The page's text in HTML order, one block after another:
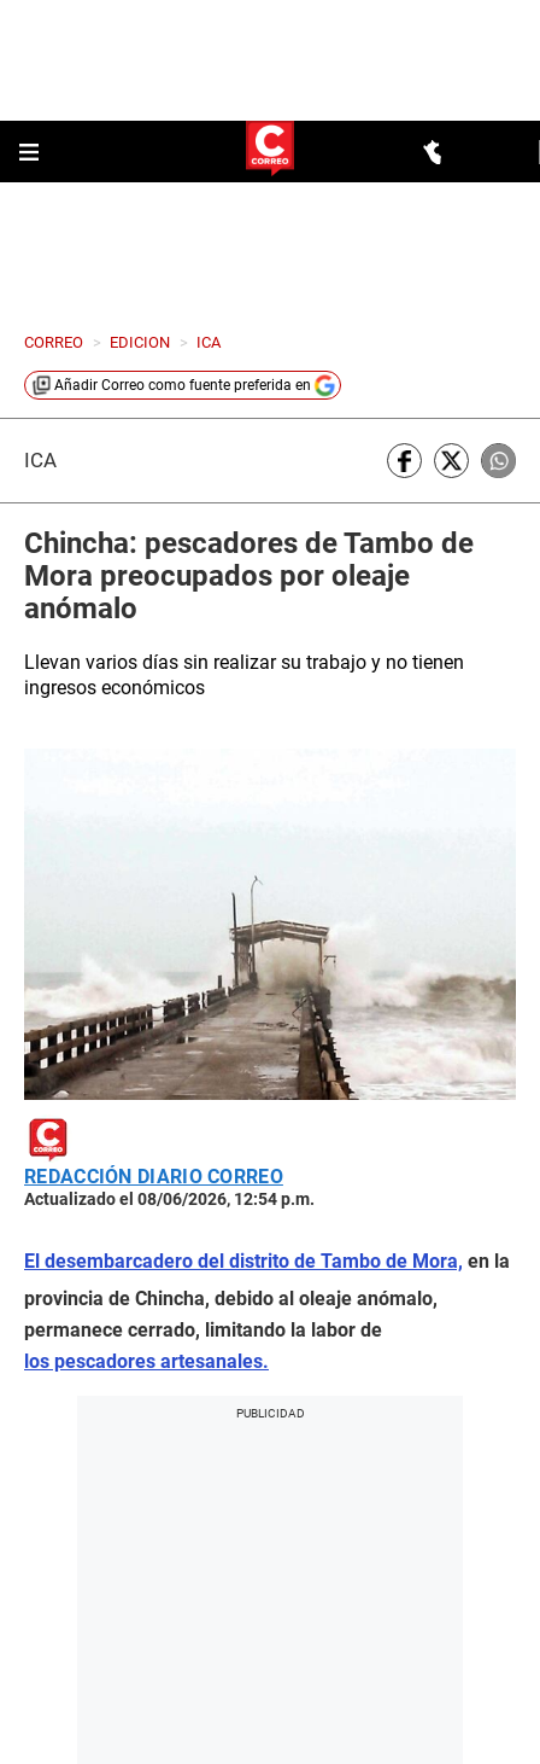
CORREO > EDICION > ICA
Añadir Correo como fuente preferida en
ICA
Chincha: pescadores de Tambo de
Mora preocupados por oleaje
anómalo
Llevan varios días sin realizar su trabajo y no tienen
ingresos económicos
REDACCIÓN DIARIO CORREO
Actualizado el 08/06/2026, 12:54 p.m.
El desembarcadero del distrito de Tambo de Mora, en la
provincia de Chincha, debido al oleaje anómalo,
permanece cerrado, limitando la labor de
los pescadores artesanales.